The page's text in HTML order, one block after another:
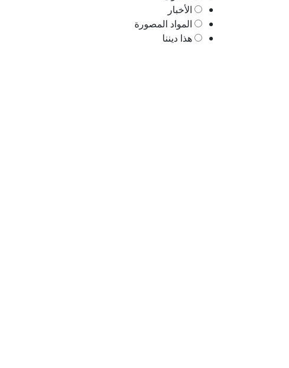
الأخبار
المواد المصورة
هذا ديننا